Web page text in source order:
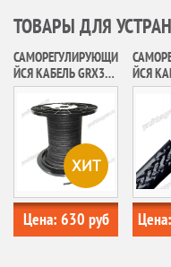
ТОВАРЫ ДЛЯ
САМОРЕГУЛИРУЮЩИ
ЙСЯ КАБЕЛЬ GRX30-
2CR FINE KOREA
ХИТ
Цена: 630 руб
ЙСЯ
Цена: